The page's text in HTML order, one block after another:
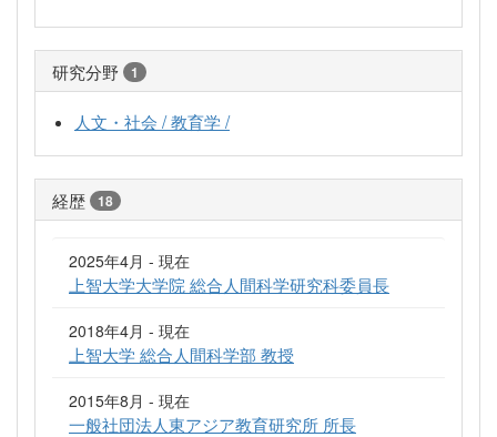
研究分野 1
人文・社会 / 教育学 /
経歴 18
2025年4月 - 現在
上智大学大学院 総合人間科学研究科委員長
2018年4月 - 現在
上智大学 総合人間科学部 教授
2015年8月 - 現在
一般社団法人東アジア教育研究所 所長